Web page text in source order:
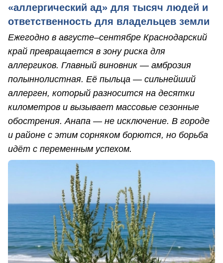
«аллергический ад» для тысяч людей и
ответственность для владельцев земли
Ежегодно в августе–сентябре Краснодарский
край превращается в зону риска для
аллергиков. Главный виновник — амброзия
полыннолистная. Её пыльца — сильнейший
аллерген, который разносится на десятки
километров и вызывает массовые сезонные
обострения. Анапа — не исключение. В городе
и районе с этим сорняком борются, но борьба
идёт с переменным успехом.